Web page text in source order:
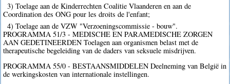
3) Toelage aan de Kinderrechten Coalitie Vlaanderen en aan de
Coordination des ONG pour les droits de l'enfant;
4) Toelage aan de VZW "Verzoeningscommissie - bouw".
PROGRAMMA 51/3 - MEDISCHE EN PARAMEDISCHE ZORGEN
AAN GEDETINEERDEN Toelagen aan organismen belast met de
therapeutische begeleiding van de daders van seksuele misdrijven.
PROGRAMMA 55/0 - BESTAANSMIDDELEN Deelneming van België in
de werkingskosten van internationale instellingen.